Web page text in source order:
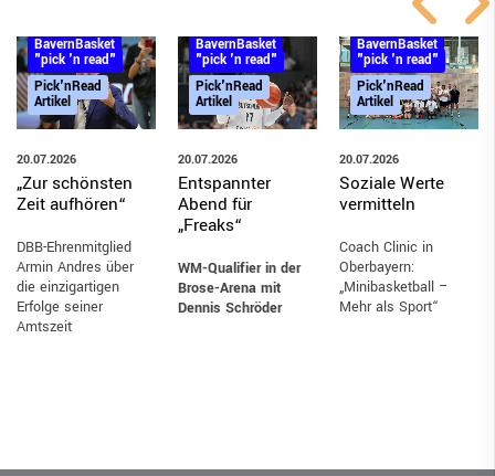
BayernBasket
"pick 'n read"
Pick'nRead
Artikel
20.07.2026
„Zur schönsten
Zeit aufhören“
DBB-Ehrenmitglied
Armin Andres über
die einzigartigen
Erfolge seiner
Amtszeit
BayernBasket
"pick 'n read"
Pick'nRead
Artikel
20.07.2026
Entspannter
Abend für
„Freaks“
WM-Qualifier in der
Brose-Arena mit
Dennis Schröder
BayernBasket
"pick 'n read"
Pick'nRead
Artikel
20.07.2026
Soziale Werte
vermitteln
Coach Clinic in
Oberbayern:
„Minibasketball –
Mehr als Sport“